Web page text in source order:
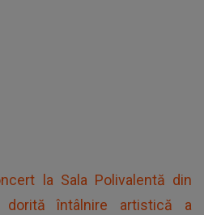
la Sala Polivalentă din
dorită întâlnire artistică a